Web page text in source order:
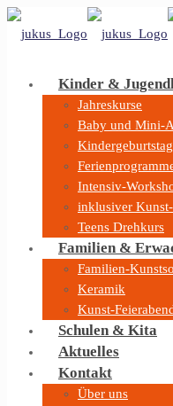
Kinder &
Jahreskurse
Baby und Mini-
Kindergeburtstag
Intensiv-
inklusiver
Teens Drehkurs
Familien &
Familien-
Keramik
Kunst-
Schulen & Kita
Aktuelles
Kontakt
Über uns